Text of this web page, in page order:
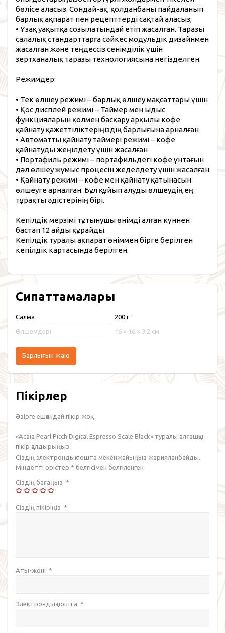
бөлісе аласыз. Сондай-ақ, қолданбаны пайдаланып
барлық ақпарат пен рецепттерді сақтай аласыз;
• Ұзақ уақытқа созылатындай етіп жасалған. Таразы
салалық стандарттарға сәйкес модульдік дизайнмен
жасалған және теңдессіз сенімділік үшін
зертханалық таразы технологиясына негізделген.
Режимдер:
• Тек өлшеу режимі – барлық өлшеу мақсаттары үшін
• Қос дисплей режимі – Таймер мен ыдыс
функцияларын қолмен басқару арқылы кофе
қайнату қажеттіліктеріңіздің барлығына арналған
• Автоматты қайнату таймері режимі – кофе
қайнатуды жеңілдету үшін жасалған
• Портафиль режимі – портафильдегі кофе ұнтағын
дәл өлшеу жұмыс процесін жеделдету үшін жасалған
• Қайнату режимі – кофе мен қайнату қатынасын
өлшеуге арналған. Бұл құйып алуды өлшеудің ең
тұрақты әдістерінің бірі.
Кепілдік мерзімі тұтынушы өнімді алған күннен
бастап 12 айды құрайды.
Кепілдік туралы ақпарат өніммен бірге берілген
кепілдік картасында берілген.
Сипаттамалары
Салмақ 200 г
Өлшемдері 16 × 16 × 3,2 см
Барлығын жаю
Пікірлер
Әзірге ешқандай пікір жоқ.
«Acaia Pearl Pitch Digital Espresso Scale Black» туралы алғашқы
пікір қалдырыңыз
Сіздің электрондық пошта мекенжайыңыз жарияланбайды.
Міндетті өрістер * белгісімен белгіленген
Сіздің бағаңыз *
Сіздің пікіріңіз *
Аты-жөні *
Электрондық пошта *